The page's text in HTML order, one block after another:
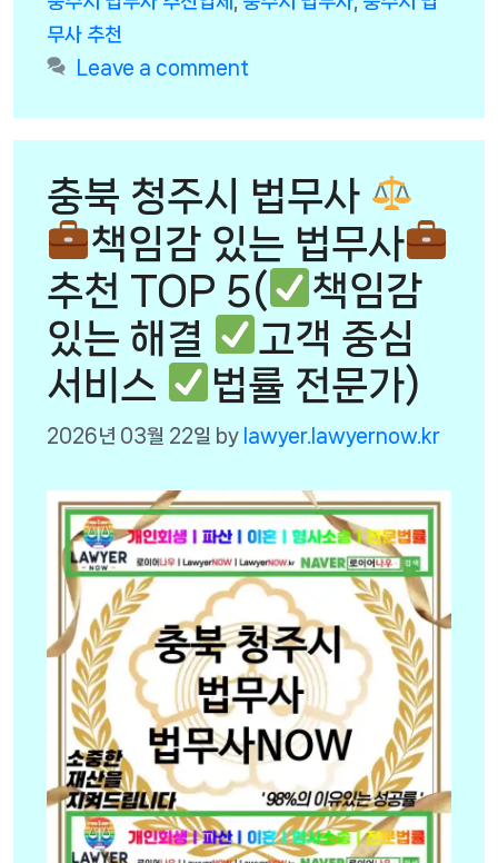
무사 추천
Leave a comment
충북 청주시 법무사
책임감 있는 법무사
추천 TOP 5(
책임감
있는 해결
고객 중심
서비스
법률 전문가)
2026년 03월 22일 by lawyer.lawyernow.kr